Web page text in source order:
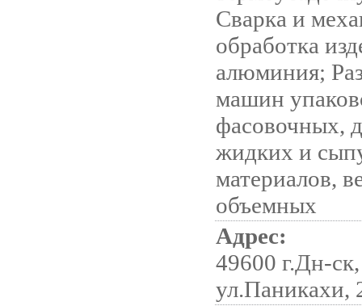
Сварка и
обработка
алюминия;
машин
фасовочных,
жидких и
материалов,
объемных
Адрес:
49600 г.Дн-ск,
ул.Паникахи,